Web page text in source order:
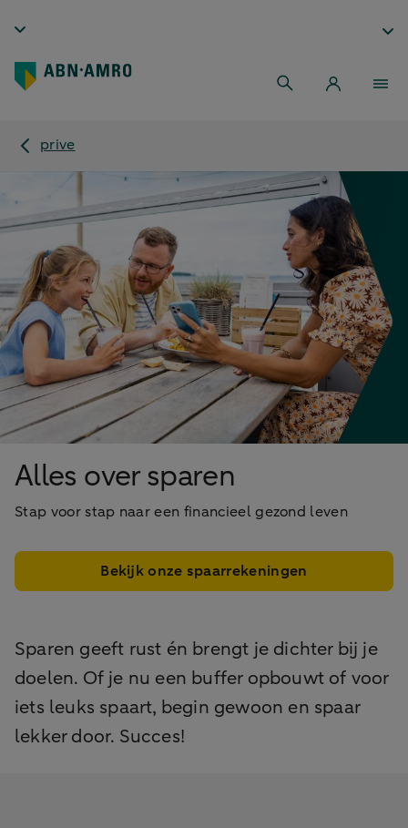
prive
Alles over sparen
Stap voor stap naar een financieel gezond leven
Bekijk onze spaarrekeningen
Sparen geeft rust én brengt je dichter bij je
doelen. Of je nu een buffer opbouwt of voor
iets leuks spaart, begin gewoon en spaar
lekker door. Succes!